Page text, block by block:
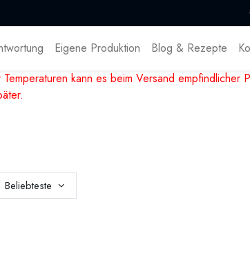
Eigene Produktion Blog & Rezepte
kann es beim Versand empfindlicher
Beliebteste